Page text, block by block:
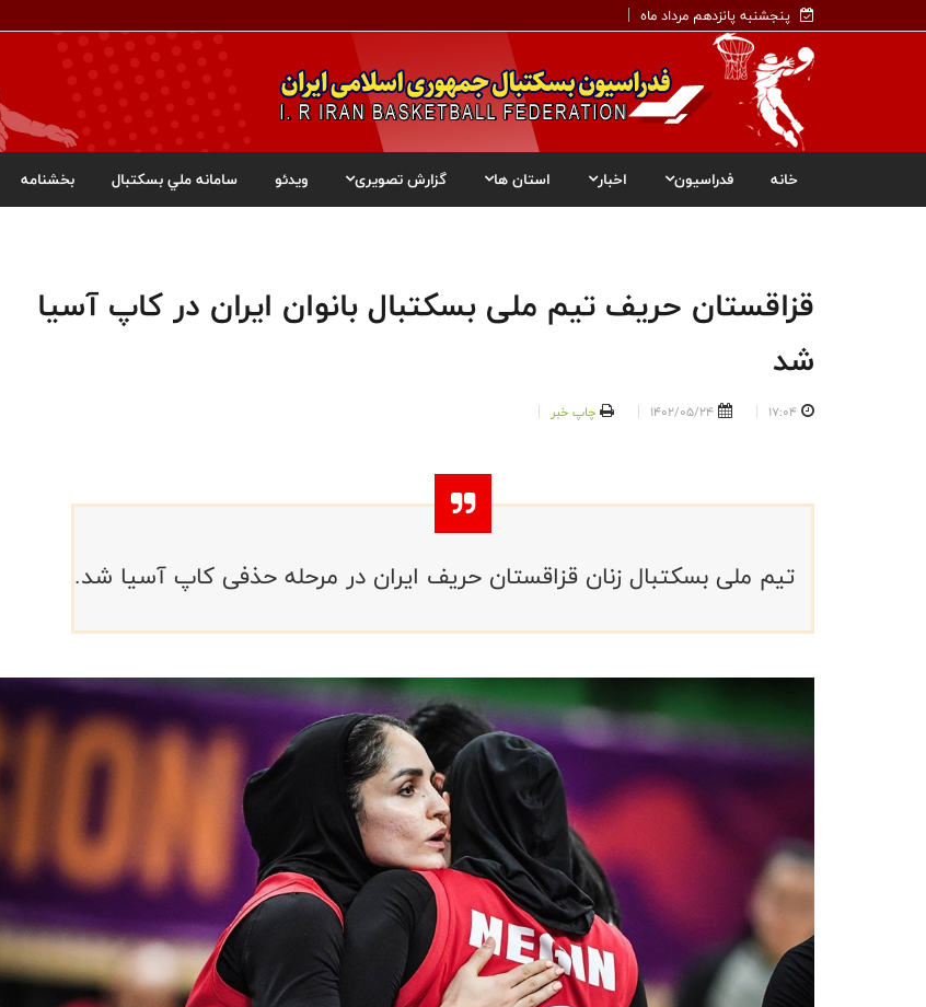
پنجشنبه پانزدهم مرداد ماه
خانه فدراسیون اخبار استان ها گزارش تصویری ویدئو سامانه ملي بسکتبال بخشنامه
قزاقستان حریف تیم ملی بسکتبال بانوان ایران در کاپ آسیا
شد
17:04
1402/05/24 چاپ خبر
تیم ملی بسکتبال زنان قزاقستان حریف ایران در مرحله حذفی کاپ آسیا شد.